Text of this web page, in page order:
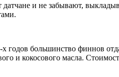
и не забывают,
годов большинство финнов
и кокосового масла.